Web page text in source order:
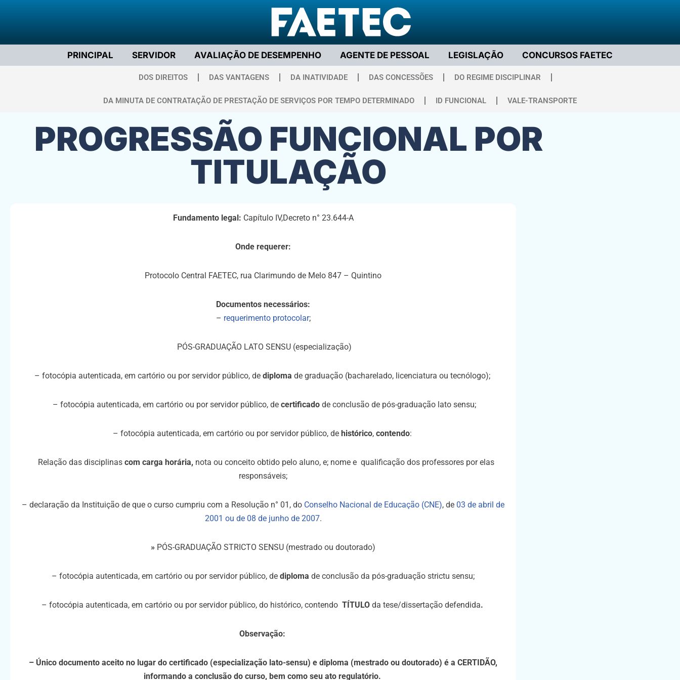
PRINCIPAL SERVIDOR AVALIAÇÃO DE DESEMPENHO AGENTE DE PESSOAL LEGISLAÇÃO CONCURSOS FAETEC
DOS DIREITOS DAS VANTAGENS DA INATIVIDADE DAS CONCESSÕES DO REGIME DISCIPLINAR
DA MINUTA DE CONTRATAÇÃO DE PRESTAÇÃO DE SERVIÇOS POR TEMPO DETERMINADO ID FUNCIONAL VALE-TRANSPORTE
PROGRESSÃO FUNCIONAL POR
TITULAÇÃO
Fundamento legal: Capítulo IV,Decreto n° 23.644-A
Onde requerer:
Protocolo Central FAETEC, rua Clarimundo de Melo 847 – Quintino
Documentos necessários:
– requerimento protocolar;
PÓS-GRADUAÇÃO LATO SENSU (especialização)
– fotocópia autenticada, em cartório ou por servidor público, de diploma de graduação (bacharelado, licenciatura ou tecnólogo);
– fotocópia autenticada, em cartório ou por servidor público, de certificadode conclusão de pós-graduação lato sensu;
– fotocópia autenticada, em cartório ou por servidor público, de histórico, contendo:
Relação das disciplinas com carga horária, nota ou conceito obtido pelo aluno, e; nome e qualificação dos professores por elas
responsáveis;
– declaração da Instituição de que o curso cumpriu com a Resolução n° 01, do Conselho Nacional de Educação (CNE), de 03 de abril de
2001 ou de 08 de junho de 2007.
» PÓS-GRADUAÇÃO STRICTO SENSU (mestrado ou doutorado)
– fotocópia autenticada, em cartório ou por servidor público, de diploma de conclusão da pós-graduação strictu sensu;
– fotocópia autenticada, em cartório ou por servidor público, do histórico, contendo TÍTULO da tese/dissertação defendida.
Observação:
– Único documento aceito no lugar do certificado (especialização lato-sensu) e diploma (mestrado ou doutorado) é a CERTIDÃO,
informando a conclusão do curso, bem como seu ato regulatório.